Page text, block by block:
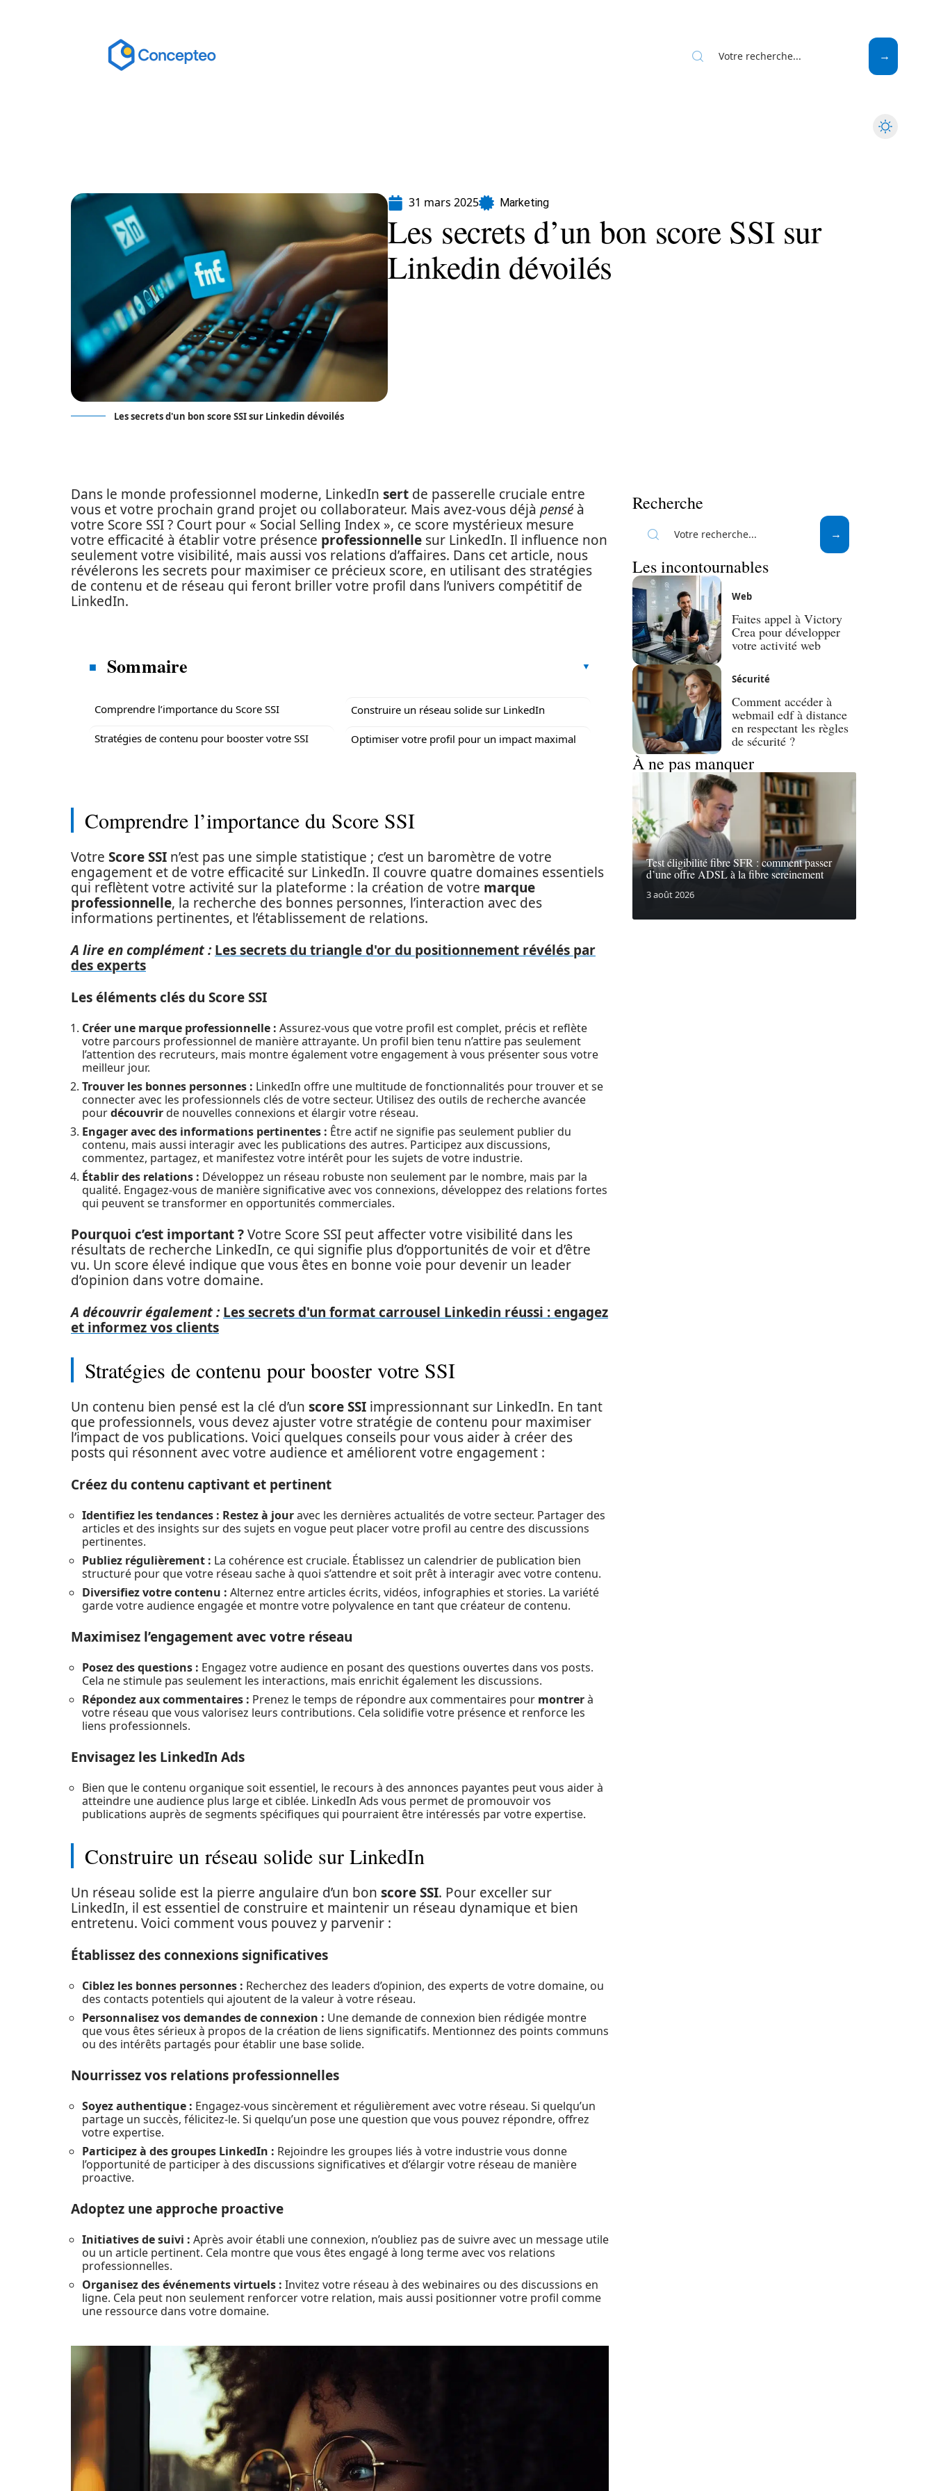
Les secrets d'un bon score SSI sur Linkedin dévoilés
31 mars 2025 Marketing
Les secrets d’un bon score SSI sur
Linkedin dévoilés
Dans le monde professionnel moderne, LinkedIn sert de passerelle cruciale entre
vous et votre prochain grand projet ou collaborateur. Mais avez-vous déjà pensé à
votre Score SSI ? Court pour « Social Selling Index », ce score mystérieux mesure
votre efficacité à établir votre présence professionnelle sur LinkedIn. Il influence non
seulement votre visibilité, mais aussi vos relations d’affaires. Dans cet article, nous
révélerons les secrets pour maximiser ce précieux score, en utilisant des stratégies
de contenu et de réseau qui feront briller votre profil dans l’univers compétitif de
LinkedIn.
Sommaire
Comprendre l’importance du Score SSI
Stratégies de contenu pour booster votre SSI
Construire un réseau solide sur LinkedIn
Optimiser votre profil pour un impact maximal
Comprendre l’importance du Score SSI
Votre Score SSI n’est pas une simple statistique ; c’est un baromètre de votre
engagement et de votre efficacité sur LinkedIn. Il couvre quatre domaines essentiels
qui reflètent votre activité sur la plateforme : la création de votre marque
professionnelle, la recherche des bonnes personnes, l’interaction avec des
informations pertinentes, et l’établissement de relations.
A lire en complément : Les secrets du triangle d'or du positionnement révélés par
des experts
Les éléments clés du Score SSI
Créer une marque professionnelle : Assurez-vous que votre profil est complet, précis et reflète
votre parcours professionnel de manière attrayante. Un profil bien tenu n’attire pas seulement
l’attention des recruteurs, mais montre également votre engagement à vous présenter sous votre
meilleur jour.
Trouver les bonnes personnes : LinkedIn offre une multitude de fonctionnalités pour trouver et se
connecter avec les professionnels clés de votre secteur. Utilisez des outils de recherche avancée
pourdécouvrirde nouvelles connexions et élargir votre réseau.
Engager avec des informations pertinentes : Être actif ne signifie pas seulement publier du
contenu, mais aussi interagir avec les publications des autres. Participez aux discussions,
commentez, partagez, et manifestez votre intérêt pour les sujets de votre industrie.
Établir des relations : Développez un réseau robuste non seulement par le nombre, mais par la
qualité. Engagez-vous de manière significative avec vos connexions, développez des relations fortes
qui peuvent se transformer en opportunités commerciales.
Pourquoi c’est important ?Votre Score SSI peut affecter votre visibilité dans les
résultats de recherche LinkedIn, ce qui signifie plus d’opportunités de voir et d’être
vu. Un score élevé indique que vous êtes en bonne voie pour devenir un leader
d’opinion dans votre domaine.
A découvrir également : Les secrets d'un format carrousel Linkedin réussi : engagez
et informez vos clients
Stratégies de contenu pour booster votre SSI
Un contenu bien pensé est la clé d’un score SSI impressionnant sur LinkedIn. En tant
que professionnels, vous devez ajuster votre stratégie de contenu pour maximiser
l’impact de vos publications. Voici quelques conseils pour vous aider à créer des
posts qui résonnent avec votre audience et améliorent votre engagement :
Créez du contenu captivant et pertinent
Identifiez les tendances : Restez à jouravec les dernières actualités de votre secteur. Partager des
articles et des insights sur des sujets en vogue peut placer votre profil au centre des discussions
pertinentes.
Publiez régulièrement : La cohérence est cruciale. Établissez un calendrier de publication bien
structuré pour que votre réseau sache à quoi s’attendre et soit prêt à interagir avec votre contenu.
Diversifiez votre contenu : Alternez entre articles écrits, vidéos, infographies et stories. La variété
garde votre audience engagée et montre votre polyvalence en tant que créateur de contenu.
Maximisez l’engagement avec votre réseau
Posez des questions : Engagez votre audience en posant des questions ouvertes dans vos posts.
Cela ne stimule pas seulement les interactions, mais enrichit également les discussions.
Répondez aux commentaires : Prenez le temps de répondre aux commentaires pour montrerà
votre réseau que vous valorisez leurs contributions. Cela solidifie votre présence et renforce les
liens professionnels.
Envisagez les LinkedIn Ads
Bien que le contenu organique soit essentiel, le recours à des annonces payantes peut vous aider à
atteindre une audience plus large et ciblée. LinkedIn Ads vous permet de promouvoir vos
publications auprès de segments spécifiques qui pourraient être intéressés par votre expertise.
Construire un réseau solide sur LinkedIn
Un réseau solide est la pierre angulaire d’un bon score SSI. Pour exceller sur
LinkedIn, il est essentiel de construire et maintenir un réseau dynamique et bien
entretenu. Voici comment vous pouvez y parvenir :
Établissez des connexions significatives
Ciblez les bonnes personnes : Recherchez des leaders d’opinion, des experts de votre domaine, ou
des contacts potentiels qui ajoutent de la valeur à votre réseau.
Personnalisez vos demandes de connexion : Une demande de connexion bien rédigée montre
que vous êtes sérieux à propos de la création de liens significatifs. Mentionnez des points communs
ou des intérêts partagés pour établir une base solide.
Nourrissez vos relations professionnelles
Soyez authentique : Engagez-vous sincèrement et régulièrement avec votre réseau. Si quelqu’un
partage un succès, félicitez-le. Si quelqu’un pose une question que vous pouvez répondre, offrez
votre expertise.
Participez à des groupes LinkedIn : Rejoindre les groupes liés à votre industrie vous donne
l’opportunité de participer à des discussions significatives et d’élargir votre réseau de manière
proactive.
Adoptez une approche proactive
Initiatives de suivi : Après avoir établi une connexion, n’oubliez pas de suivre avec un message utile
ou un article pertinent. Cela montre que vous êtes engagé à long terme avec vos relations
professionnelles.
Organisez des événements virtuels : Invitez votre réseau à des webinaires ou des discussions en
ligne. Cela peut non seulement renforcer votre relation, mais aussi positionner votre profil comme
une ressource dans votre domaine.
Recherche
Les incontournables
Web
Faites appel à Victory
Crea pour développer
votre activité web
Sécurité
Comment accéder à
webmail edf à distance
en respectant les règles
de sécurité ?
À ne pas manquer
Test éligibilité fibre SFR : comment passer
d’une offre ADSL à la fibre sereinement
3 août 2026